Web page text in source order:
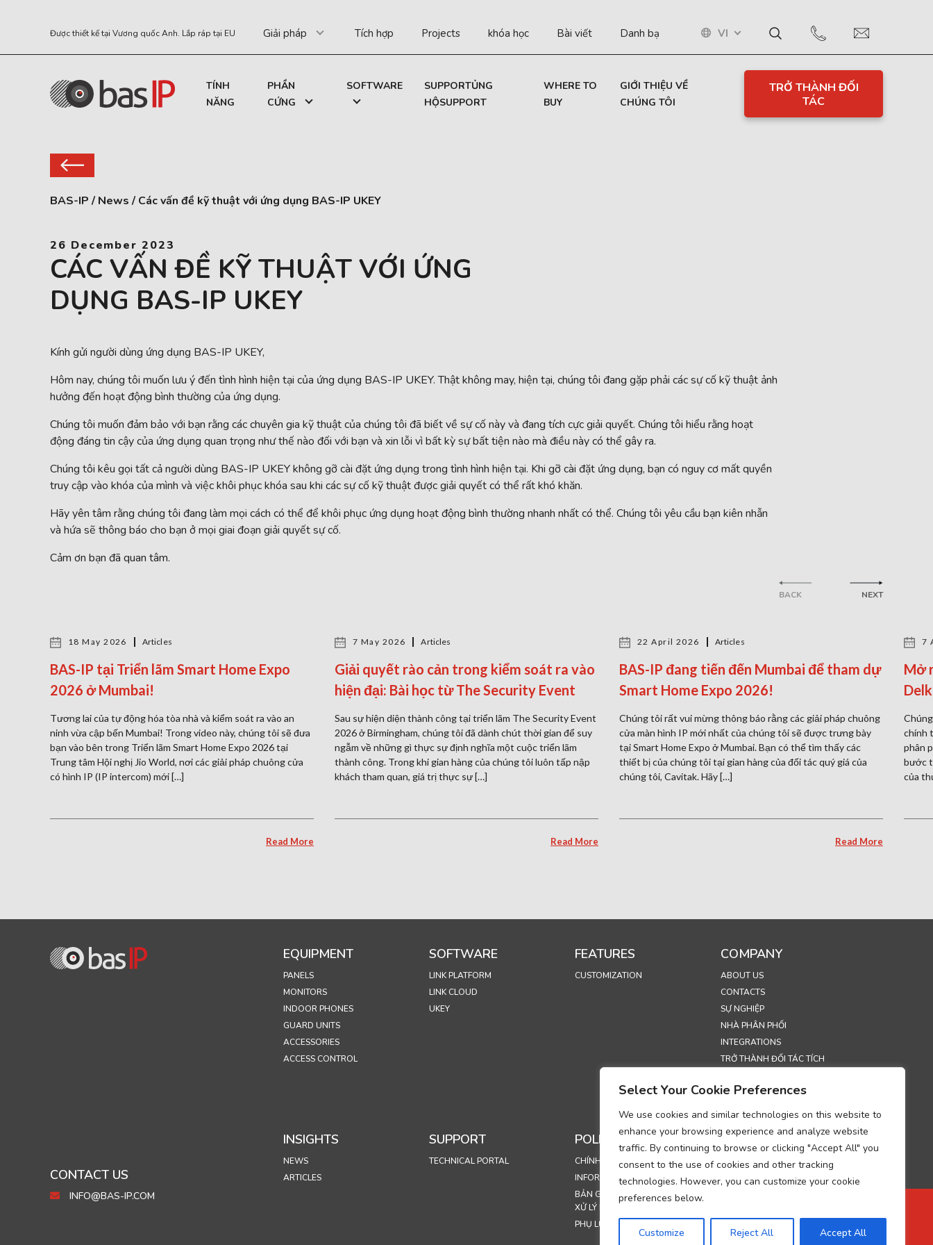
Select Your Cookie Preferences
We use cookies and similar technologies on this website to
enhance your browsing experience and analyze website
traffic. By continuing to browse or clicking "Accept All" you
consent to the use of cookies and other tracking
technologies. However, you can customize your cookie
preferences below.
Customize Reject All Accept All
Được thiết kế tại Vương quốc Anh. Lắp ráp tại EU Giải pháp Tích hợp Projects khóa học Bài viết Danh bạ VI
TÍNH
NĂNG
PHẦN
CỨNG
SOFTWARE
SUPPORTỦNG
HỘSUPPORT
WHERE TO
BUY
GIỚI THIỆU VỀ
CHÚNG TÔI
TRỞ THÀNH ĐỐI
TÁC
BAS-IP / News / Các vấn đề kỹ thuật với ứng dụng BAS-IP UKEY
26 December 2023
CÁC VẤN ĐỀ KỸ THUẬT VỚI ỨNG
DỤNG BAS-IP UKEY
Kính gửi người dùng ứng dụng BAS-IP UKEY,
Hôm nay, chúng tôi muốn lưu ý đến tình hình hiện tại của ứng dụng BAS-IP UKEY. Thật không may, hiện tại, chúng tôi đang gặp phải các sự cố kỹ thuật ảnh
hưởng đến hoạt động bình thường của ứng dụng.
Chúng tôi muốn đảm bảo với bạn rằng các chuyên gia kỹ thuật của chúng tôi đã biết về sự cố này và đang tích cực giải quyết. Chúng tôi hiểu rằng hoạt
động đáng tin cậy của ứng dụng quan trọng như thế nào đối với bạn và xin lỗi vì bất kỳ sự bất tiện nào mà điều này có thể gây ra.
Chúng tôi kêu gọi tất cả người dùng BAS-IP UKEY không gỡ cài đặt ứng dụng trong tình hình hiện tại. Khi gỡ cài đặt ứng dụng, bạn có nguy cơ mất quyền
truy cập vào khóa của mình và việc khôi phục khóa sau khi các sự cố kỹ thuật được giải quyết có thể rất khó khăn.
Hãy yên tâm rằng chúng tôi đang làm mọi cách có thể để khôi phục ứng dụng hoạt động bình thường nhanh nhất có thể. Chúng tôi yêu cầu bạn kiên nhẫn
và hứa sẽ thông báo cho bạn ở mọi giai đoạn giải quyết sự cố.
Cảm ơn bạn đã quan tâm.
BACK
18 May 2026 Articles
BAS-IP tại Triển lãm Smart Home Expo
2026 ở Mumbai!
Tương lai của tự động hóa tòa nhà và kiểm soát ra vào an
ninh vừa cập bến Mumbai! Trong video này, chúng tôi sẽ đưa
bạn vào bên trong Triển lãm Smart Home Expo 2026 tại
Trung tâm Hội nghị Jio World, nơi các giải pháp chuông cửa
có hình IP (IP intercom) mới […]
Read More
7 May 2026 Articles
Giải quyết rào cản trong kiểm soát ra vào
hiện đại: Bài học từ The Security Event
Sau sự hiện diện thành công tại triển lãm The Security Event
2026 ở Birmingham, chúng tôi đã dành chút thời gian để suy
ngẫm về những gì thực sự định nghĩa một cuộc triển lãm
thành công. Trong khi gian hàng của chúng tôi luôn tấp nập
khách tham quan, giá trị thực sự […]
Read More
22 April 2026 Articles
BAS-IP đang tiến đến Mumbai để tham dự
Smart Home Expo 2026!
Chúng tôi rất vui mừng thông báo rằng các giải pháp chuông
cửa màn hình IP mới nhất của chúng tôi sẽ được trưng bày
tại Smart Home Expo ở Mumbai. Bạn có thể tìm thấy các
thiết bị của chúng tôi tại gian hàng của đối tác quý giá của
chúng tôi, Cavitak. Hãy […]
Read More
7
Mở
chính
phân
bước
của
NEXT
CONTACT US
INFO@BAS-IP.COM
EQUIPMENT
PANELS
MONITORS
INDOOR PHONES
GUARD UNITS
ACCESSORIES
ACCESS CONTROL
SOFTWARE
LINK PLATFORM
LINK CLOUD
UKEY
FEATURES
CUSTOMIZATION
COMPANY
ABOUT US
CONTACTS
SỰ NGHIỆP
NHÀ PHÂN PHỐI
INTEGRATIONS
TRỞ THÀNH ĐỐI TÁC TÍCH
TRIỂN LÃM
INSIGHTS
NEWS
ARTICLES
SUPPORT
TECHNICAL PORTAL
POLICIES
CHÍNH SÁCH BẢO MẬT
INFORMASJONSKAPSLER
BẢN GHI NHỚ VỀ TUÂN THỦ
XỬ LÝ DỮ LIỆU CÁ NHÂN
PHỤ LỤC XỬ LÝ DỮ LIỆU